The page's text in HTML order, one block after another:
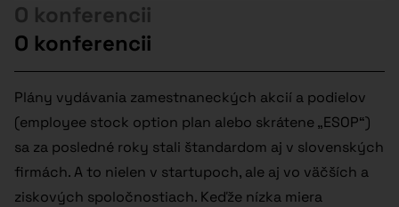
O konferencii
O konferencii
Plány vydávania zamestnaneckých akcií a podielov
(employee stock option plan alebo skrátene „ESOP“)
sa za posledné roky stali štandardom aj v slovenských
firmách. A to nielen v startupoch, ale aj vo väčších a
ziskových spoločnostiach. Keďže nízka miera